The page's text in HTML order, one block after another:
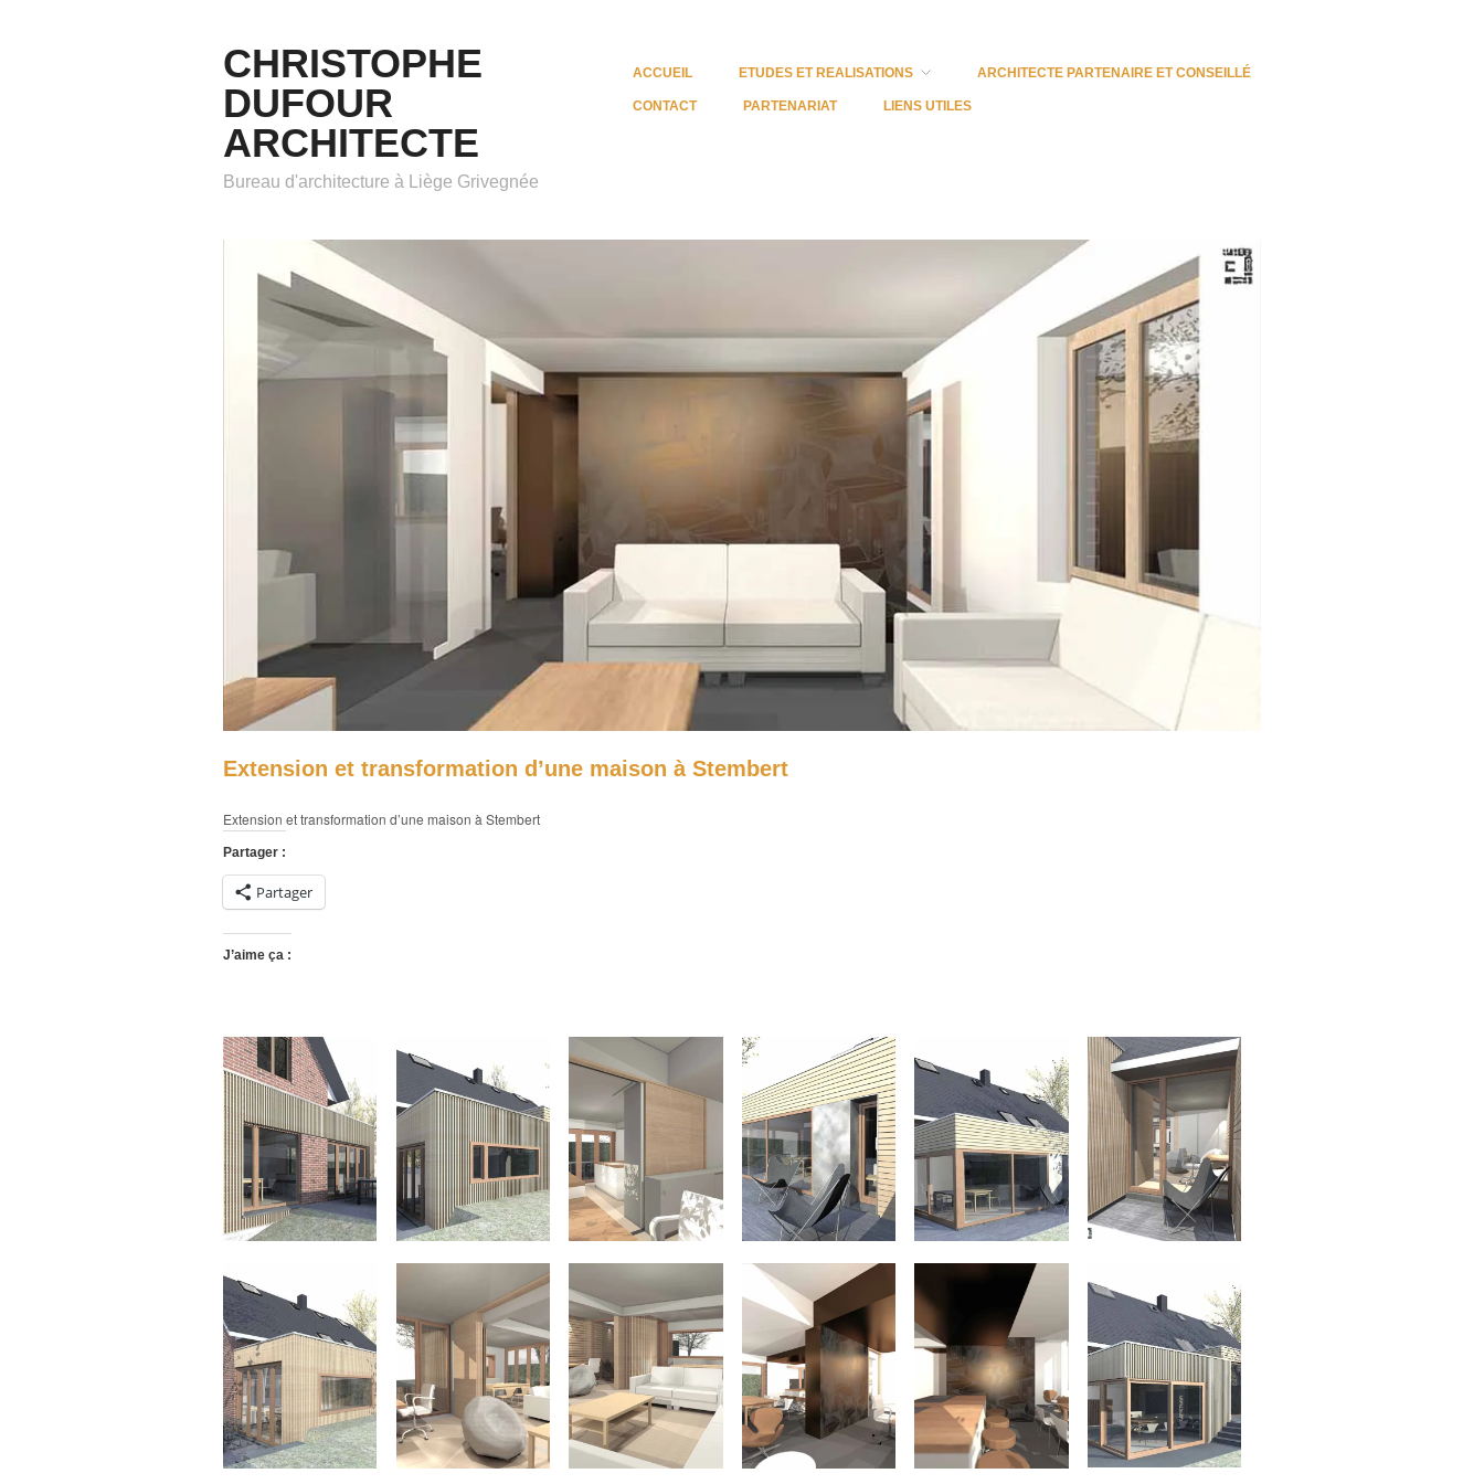
CHRISTOPHE
DUFOUR
ARCHITECTE
Bureau d'architecture à Liège Grivegnée
ACCUEIL ETUDES ET REALISATIONS ARCHITECTE PARTENAIRE ET CONSEILLÉ
CONTACT PARTENARIAT LIENS UTILES
Extension et transformation d’une maison à Stembert
Extension et transformation d’une maison à Stembert
Partager :
Partager
J’aime ça :